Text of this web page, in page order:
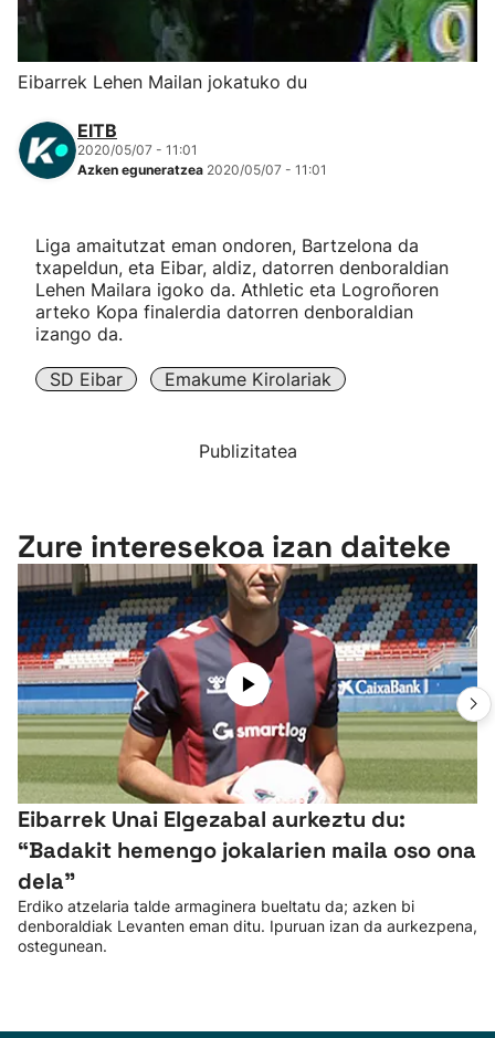
Herri-kirolak
Eskubaloia
Kirolak 360
Mendi-lasterketak
Kirol gehiago
"Helmuga"
Eibarrek Lehen Mailan jokatuko du
EITB
2020/05/07 - 11:01
Azken eguneratzea 2020/05/07 - 11:01
Liga amaitutzat eman ondoren, Bartzelona da
txapeldun, eta Eibar, aldiz, datorren denboraldian
Lehen Mailara igoko da. Athletic eta Logroñoren
arteko Kopa finalerdia datorren denboraldian
izango da.
SD Eibar Emakume Kirolariak
Publizitatea
Zure interesekoa izan daiteke
Eibarrek Unai Elgezabal aurkeztu du:
“Badakit hemengo jokalarien maila oso ona
dela”
Erdiko atzelaria talde armaginera bueltatu da; azken bi
denboraldiak Levanten eman ditu. Ipuruan izan da aurkezpena,
ostegunean.